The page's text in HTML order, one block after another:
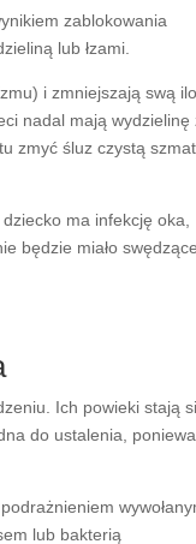
zablokowania
lub łzami.
i zmniejszają swą
nadal mają wydzielinę
zmyć śluz czystą
ma infekcję oka,
będzie miało
Ich powieki stają
do ustalenia,
lub bakterią